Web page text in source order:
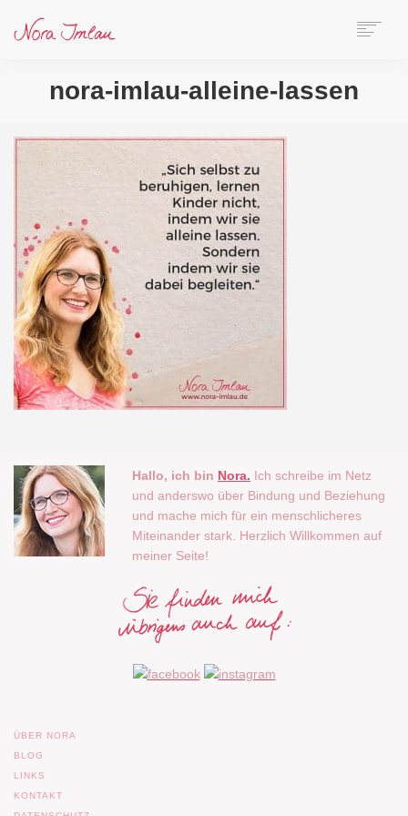
ÜBER NORA
SPEAKERIN
BLOG
KONTAKT
SEARCH
nora-imlau-alleine-lassen
Hallo, ich bin Nora. Ich schreibe im Netz
und anderswo über Bindung und Beziehung
und mache mich für ein menschlicheres
Miteinander stark. Herzlich Willkommen auf
meiner Seite!
ÜBER NORA
BLOG
LINKS
KONTAKT